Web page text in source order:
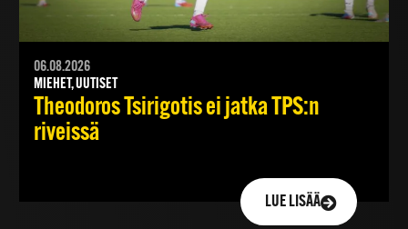
06.08.2026
MIEHET, UUTISET
Theodoros Tsirigotis ei jatka TPS:n
riveissä
LUE LISÄÄ